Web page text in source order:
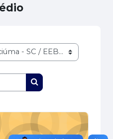
Buscar cursos
- 203 -2022